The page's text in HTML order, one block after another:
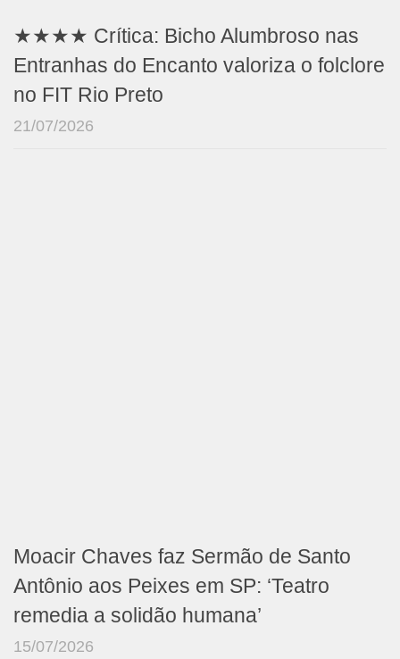
★★★★ Crítica: Bicho Alumbroso nas
Entranhas do Encanto valoriza o folclore
no FIT Rio Preto
21/07/2026
Moacir Chaves faz Sermão de Santo
Antônio aos Peixes em SP: ‘Teatro
remedia a solidão humana’
15/07/2026